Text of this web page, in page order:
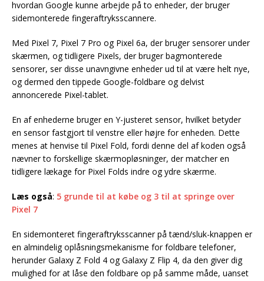
hvordan Google kunne arbejde på to enheder, der bruger
sidemonterede fingeraftryksscannere.
Med Pixel 7, Pixel 7 Pro og Pixel 6a, der bruger sensorer under
skærmen, og tidligere Pixels, der bruger bagmonterede
sensorer, ser disse unavngivne enheder ud til at være helt nye,
og dermed den tippede Google-foldbare og delvist
annoncerede Pixel-tablet.
En af enhederne bruger en Y-justeret sensor, hvilket betyder
en sensor fastgjort til venstre eller højre for enheden. Dette
menes at henvise til Pixel Fold, fordi denne del af koden også
nævner to forskellige skærmopløsninger, der matcher en
tidligere lækage for Pixel Folds indre og ydre skærme.
Læs også: 5 grunde til at købe og 3 til at springe over
Pixel 7
En sidemonteret fingeraftryksscanner på tænd/sluk-knappen er
en almindelig oplåsningsmekanisme for foldbare telefoner,
herunder Galaxy Z Fold 4 og Galaxy Z Flip 4, da den giver dig
mulighed for at låse den foldbare op på samme måde, uanset